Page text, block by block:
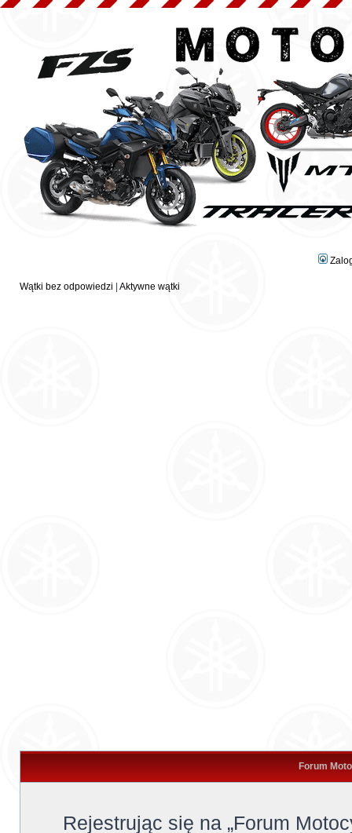
Wątki bez odpowiedzi Aktywne wątki
Forum
Rejestrując się na „Forum